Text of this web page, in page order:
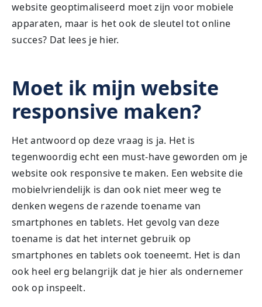
website geoptimaliseerd moet zijn voor mobiele
apparaten, maar is het ook de sleutel tot online
succes? Dat lees je hier.
Moet ik mijn website
responsive maken?
Het antwoord op deze vraag is ja. Het is
tegenwoordig echt een must-have geworden om je
website ook responsive te maken. Een website die
mobielvriendelijk is dan ook niet meer weg te
denken wegens de razende toename van
smartphones en tablets. Het gevolg van deze
toename is dat het internet gebruik op
smartphones en tablets ook toeneemt. Het is dan
ook heel erg belangrijk dat je hier als ondernemer
ook op inspeelt.